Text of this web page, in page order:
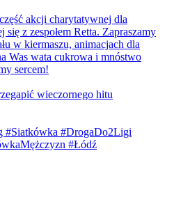
akcji charytatywnej dla
z zespołem Retta. Zapraszamy
w kiermaszu, animacjach dla
Was wata cukrowa i mnóstwo
sercem!
wieczornego hitu
#Siatkówka #DrogaDo2Ligi
#Łódź